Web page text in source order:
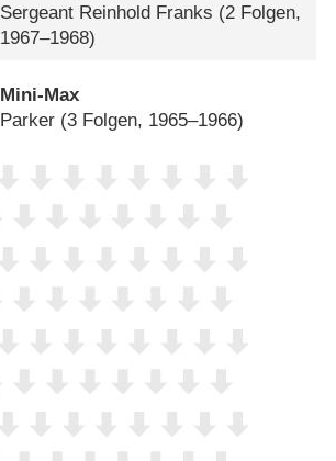
Sergeant Reinhold Franks (2 Folgen,
1967–1968)
Mini-Max
Parker (3 Folgen, 1965–1966)